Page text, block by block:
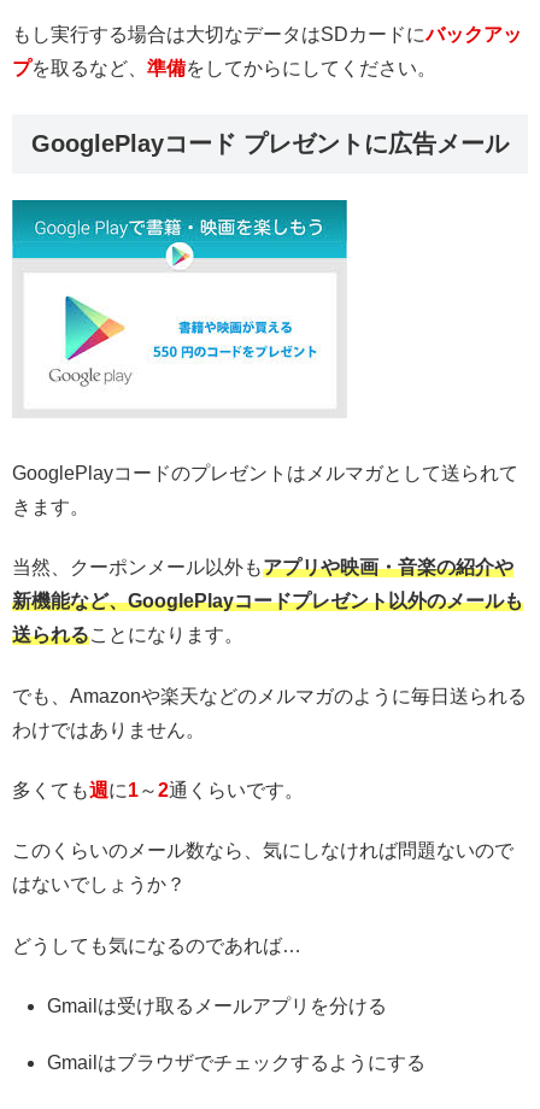
もし実行する場合は大切なデータはSDカードにバックアッ
プを取るなど、 準備をしてからにしてください。
GooglePlayコード プレゼントに広告メール
GooglePlayコードのプレゼントはメルマガとして送られて
きます。
当然、クーポンメール以外もアプリや映画・音楽の紹介や
新機能など、GooglePlayコードプレゼント以外のメールも
送られることになります。
でも、Amazonや楽天などのメルマガのように毎日送られる
わけではありません。
多くても週に1～2通くらいです。
このくらいのメール数なら、気にしなければ問題ないので
はないでしょうか？
どうしても気になるのであれば…
Gmailは受け取るメールアプリを分ける
Gmailはブラウザでチェックするようにする